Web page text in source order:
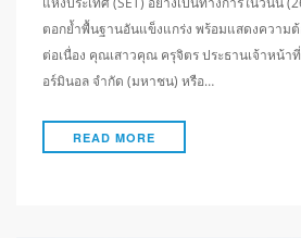
ตอกย้ำพื้นฐานอันแข็งแกร่ง พร้อมแสดงความต้
ต่อเนื่อง คุณเสาวคุณ ครุจิตร ประธานเจ้าหน้า
อร์มินอล จำกัด (มหาชน) หรือ…
READ MORE